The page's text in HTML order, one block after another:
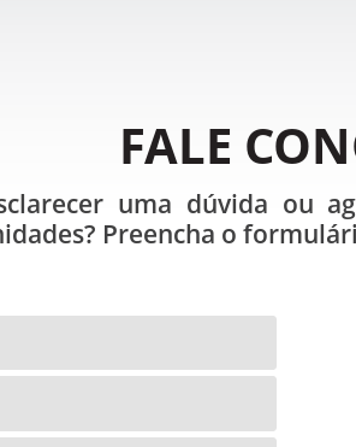
FALE
uma dúvida ou
Preencha o